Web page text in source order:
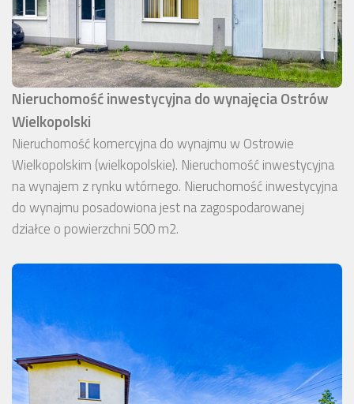
Nieruchomość inwestycyjna do wynajęcia Ostrów
Wielkopolski
Nieruchomość komercyjna do wynajmu w Ostrowie
Wielkopolskim (wielkopolskie). Nieruchomość inwestycyjna
na wynajem z rynku wtórnego. Nieruchomość inwestycyjna
do wynajmu posadowiona jest na zagospodarowanej
działce o powierzchni 500 m2.